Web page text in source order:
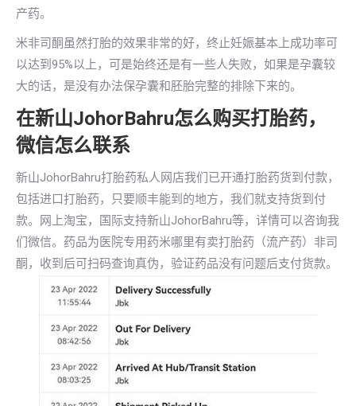
产药。
米非司酮虽然打胎的效果非常的好，终止妊娠基本上成功率可
以达到95%以上，可是始终还是有一些人失败，如果是孕囊较
大的话，是没有办法保孕囊和胚胎完整的排除下来的。
在新山JohorBahru怎么购买打胎药，
微信怎么联系
新山JohorBahru打胎药私人网店我们已开通打胎药货到付款，
包括进口打胎药，只要顺丰能到的地方，我们就支持货到付
款。网上淘宝，国际支持新山JohorBahru等，详情可以咨询我
们微信。药品为医院专用药米哪里有卖打胎药（流产药）非司
酮，收到后可扫码查询真伪，验证药品没有问题后支付货款。